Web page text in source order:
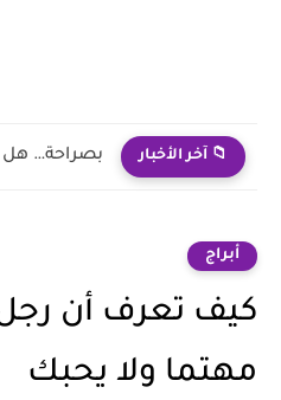
📁 آخر الأخبار
أبراج
كيف تعرف أن
مهتما ولا يحبك